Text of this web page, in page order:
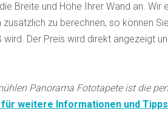
Breite und Höhe Ihrer Wand an.
zu berechnen, so können
wird. Der Preis wird direkt angezeigt
Panorama Fototapete ist die
weitere Informationen und